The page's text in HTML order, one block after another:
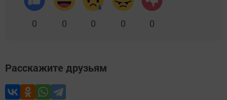
0 0 0 0 0
Расскажите друзьям